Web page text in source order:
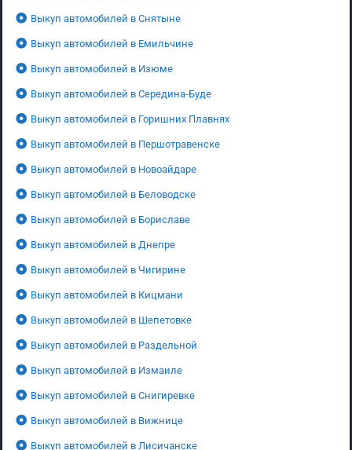
Выкуп автомобилей в Снятыне
Выкуп автомобилей в Емильчине
Выкуп автомобилей в Изюме
Выкуп автомобилей в Середина-Буде
Выкуп автомобилей в Горишних Плавнях
Выкуп автомобилей в Першотравенске
Выкуп автомобилей в Новоайдаре
Выкуп автомобилей в Беловодске
Выкуп автомобилей в Бориславе
Выкуп автомобилей в Днепре
Выкуп автомобилей в Чигирине
Выкуп автомобилей в Кицмани
Выкуп автомобилей в Шепетовке
Выкуп автомобилей в Раздельной
Выкуп автомобилей в Измаиле
Выкуп автомобилей в Снигиревке
Выкуп автомобилей в Вижнице
Выкуп автомобилей в Лисичанске